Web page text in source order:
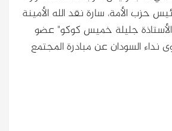
حزب الأمة، سارة نقد الله الأمينة
جليلة خميس كوكو" عضو
نداء السودان عن مبادرة المجتمع